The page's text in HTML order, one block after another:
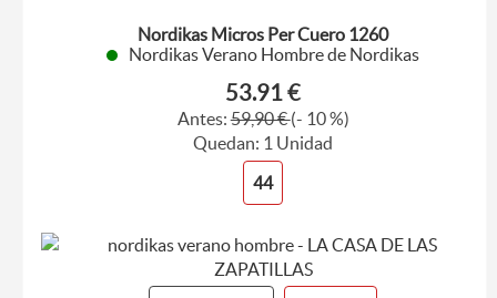
Nordikas Micros Per Cuero 1260
Nordikas Verano Hombre de Nordikas
53.91 €
Antes:59,90 €(- 10 %)
Quedan: 1 Unidad
44